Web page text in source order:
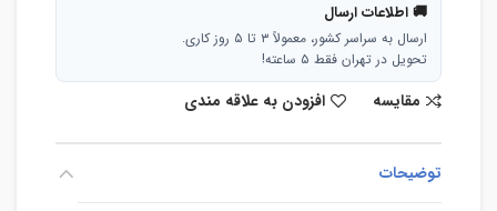
🚚 اطلاعات ارسال
ارسال به سراسر کشور، معمولاً ۳ تا ۵ روز کاری.
تحویل در تهران فقط ۵ ساعته!
مقایسه افزودن به علاقه مندی
توضیحات